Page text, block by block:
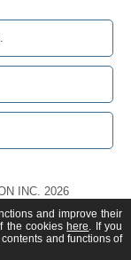
INC. 2026
and improve their
the cookies here. If you
and functions of